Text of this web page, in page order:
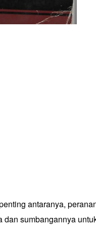
antaranya,
sumbangannya